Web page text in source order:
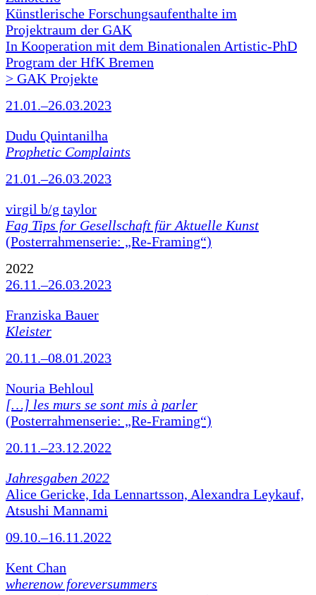
Künstlerische Forschungsaufenthalte im
Projektraum der GAK
In Kooperation mit dem Binationalen Artistic-PhD
Program der HfK Bremen
> GAK Projekte
21.01.–26.03.2023
Dudu Quintanilha
Prophetic Complaints
21.01.–26.03.2023
virgil b/g taylor
Fag Tips for Gesellschaft für Aktuelle Kunst
(Posterrahmenserie: „Re-Framing“)
2022
26.11.–26.03.2023
Franziska Bauer
Kleister
20.11.–08.01.2023
Nouria Behloul
[…] les murs se sont mis à parler
(Posterrahmenserie: „Re-Framing“)
20.11.–23.12.2022
Jahresgaben 2022
Alice Gericke, Ida Lennartsson, Alexandra Leykauf,
Atsushi Mannami
09.10.–16.11.2022
Kent Chan
wherenow foreversummers